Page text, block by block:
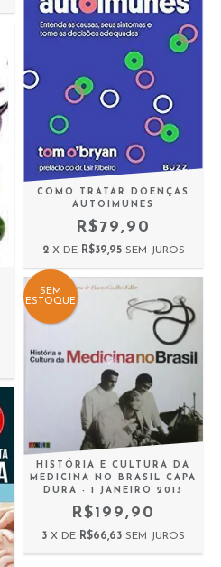
COMO TRATAR DOENÇAS
AUTOIMUNES
R$79,90
2 X DE R$39,95 SEM JUROS
SEM
ESTOQUE
HISTÓRIA E CULTURA DA
MEDICINA NO BRASIL CAPA
DURA - 1 JANEIRO 2013
R$199,90
3 X DE R$66,63 SEM JUROS